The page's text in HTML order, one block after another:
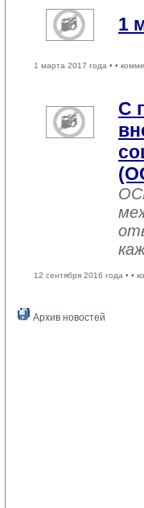
1
1 марта 2017 года • •
С
12 сентября 2016 года • •
Архив новостей